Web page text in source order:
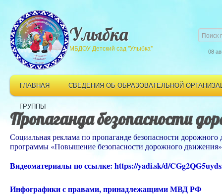
Улыбка
МБДОУ Детский сад "Улыбка" 08
ГЛАВНАЯ СВЕДЕНИЯ ОБ ОБРАЗОВАТЕЛЬНОЙ
ГРУППЫ
Пропаганда безопасности
Социальная реклама по пропаганде безопасности
программы «Повышение безопасности дорожного
Видеоматериалы по ссылке: https://yadi.sk/d/
Инфографики с правами, принадлежащими МВД РФ